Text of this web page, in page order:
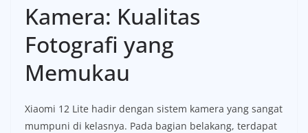
Kamera: Kualitas
Fotografi yang
Memukau
Xiaomi 12 Lite hadir dengan sistem kamera yang sangat
mumpuni di kelasnya. Pada bagian belakang, terdapat